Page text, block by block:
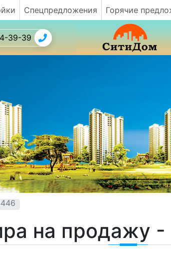
Спецпредложения Горячие
39-39
на продажу